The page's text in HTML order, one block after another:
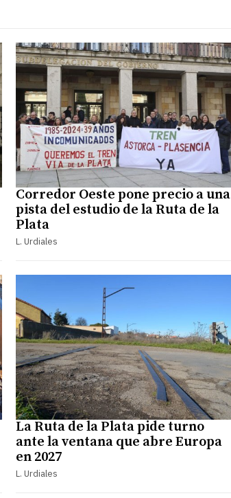
Corredor Oeste pone precio a una
pista del estudio de la Ruta de la
Plata
L. Urdiales
La Ruta de la Plata pide turno
ante la ventana que abre Europa
en 2027
L. Urdiales